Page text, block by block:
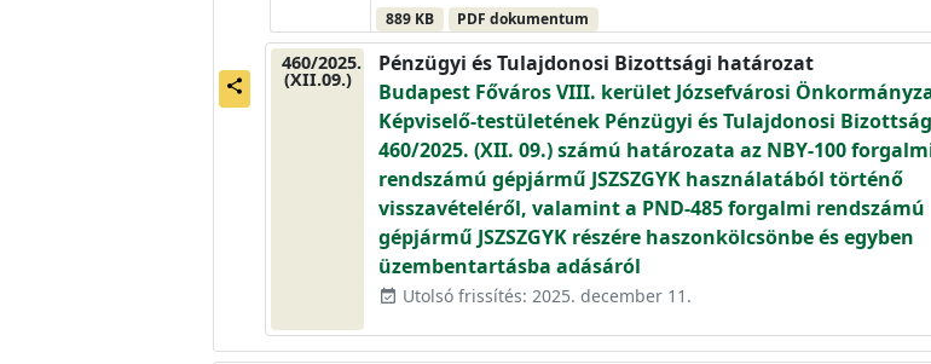
share
889 KB PDF dokumentum
460/2025.
(XII.09.)
Pénzügyi és Tulajdonosi Bizottsági határozat
Budapest Főváros VIII. kerület Józsefvárosi
Képviselő-testületének Pénzügyi és Tulajdonosi
460/2025. (XII. 09.) számú határozata az NBY-100
rendszámú gépjármű JSZSZGYK használatából történő
visszavételéről, valamint a PND-485 forgalmi rendszámú
gépjármű JSZSZGYK részére haszonkölcsönbe és egyben
üzembentartásba adásáról
event_available Utolsó frissítés: 2025. december 11.